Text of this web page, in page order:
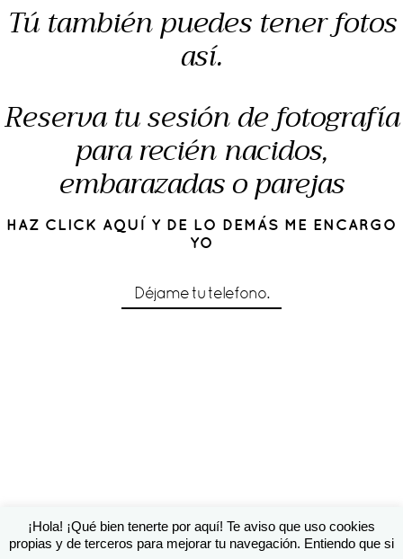
publicar comentario
Tú también puedes tener fotos
así.
Reserva tu sesión de fotografía
para recién nacidos,
embarazadas o parejas
HAZ CLICK AQUÍ Y DE LO DEMÁS ME ENCARGO
YO
Déjame tu telefono.
© 2016 Cárol Pérez | Diseño deSusana Torralbo | ProPhoto
¡Hola! ¡Qué bien tenerte por aquí! Te aviso que uso cookies
propias y de terceros para mejorar tu navegación. Entiendo que si